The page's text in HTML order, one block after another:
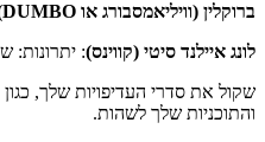
ברוקלין (וויליאמסבורג או DUMBO)
לונג איילנד סיטי (קווינס): יתרונות:
שקול את סדרי העדיפויות שלך,
והתוכניות שלך לשהות.